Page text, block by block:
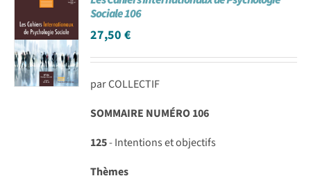
Sociale 106
27,50€
par COLLECTIF
SOMMAIRE NUMÉRO 106
125- Intentions et objectifs
Thèmes